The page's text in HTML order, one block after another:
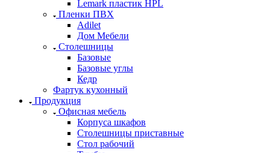
Lemark пластик HPL
Пленки ПВХ
Adilet
Дом Мебели
Столешницы
Базовые
Базовые углы
Кедр
Фартук кухонный
Продукция
Офисная мебель
Корпуса шкафов
Столешницы приставные
Стол рабочий